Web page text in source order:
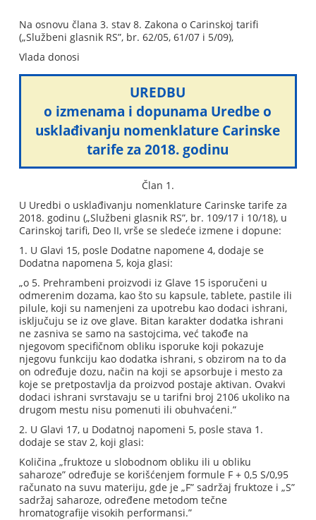
Na osnovu člana 3. stav 8. Zakona o Carinskoj tarifi
(„Službeni glasnik RS”, br. 62/05, 61/07 i 5/09),
Vlada donosi
UREDBU
o izmenama i dopunama Uredbe o
usklađivanju nomenklature Carinske
tarife za 2018. godinu
Član 1.
U Uredbi o usklađivanju nomenklature Carinske tarife za
2018. godinu („Službeni glasnik RS”, br. 109/17 i 10/18), u
Carinskoj tarifi, Deo II, vrše se sledeće izmene i dopune:
1. U Glavi 15, posle Dodatne napomene 4, dodaje se
Dodatna napomena 5, koja glasi:
„o 5. Prehrambeni proizvodi iz Glave 15 isporučeni u
odmerenim dozama, kao što su kapsule, tablete, pastile ili
pilule, koji su namenjeni za upotrebu kao dodaci ishrani,
isključuju se iz ove glave. Bitan karakter dodatka ishrani
ne zasniva se samo na sastojcima, već takođe na
njegovom specifičnom obliku isporuke koji pokazuje
njegovu funkciju kao dodatka ishrani, s obzirom na to da
on određuje dozu, način na koji se apsorbuje i mesto za
koje se pretpostavlja da proizvod postaje aktivan. Ovakvi
dodaci ishrani svrstavaju se u tarifni broj 2106 ukoliko na
drugom mestu nisu pomenuti ili obuhvaćeni.”
2. U Glavi 17, u Dodatnoj napomeni 5, posle stava 1.
dodaje se stav 2, koji glasi:
Količina „fruktoze u slobodnom obliku ili u obliku
saharoze” određuje se korišćenjem formule F + 0,5 S/0,95
računato na suvu materiju, gde je „F” sadržaj fruktoze i „S”
sadržaj saharoze, određene metodom tečne
hromatografije visokih performansi.”